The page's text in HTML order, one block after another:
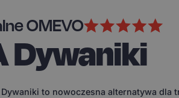
OMEVO
Dywaniki
Dywaniki to nowoczesna alternatywa dla